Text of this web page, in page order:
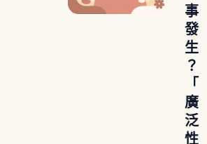
事
發
生
？
「
廣
泛
性